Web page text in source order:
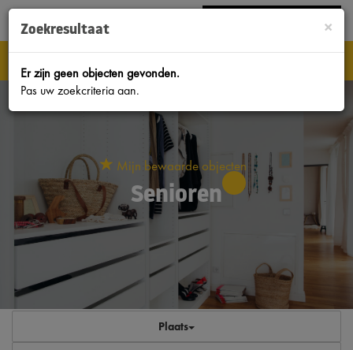
INLOGGEN MOVE.NL
Senioren
Mijn bewaarde objecten
Plaats
×
Zoekresultaat
Er zijn geen objecten gevonden.
Pas uw zoekcriteria aan.